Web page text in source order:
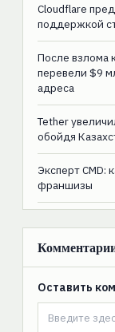
Cloudflare
поддержкой
После взлома
перевели $9
адреса
Tether
обойдя
Эксперт CMD:
франшизы
Оставить